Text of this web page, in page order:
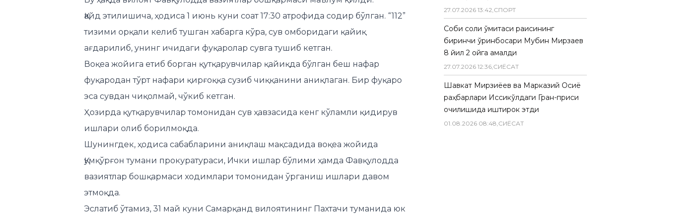
Қайд этилишича, ҳодиса 1 июнь куни соат 17:30 атрофида содир бўлган. “112”
тизими орқали келиб тушган хабарга кўра, сув омборидаги қайиқ
ағдарилиб, унинг ичидаги фуқаролар сувга тушиб кетган.
Воқеа жойига етиб борган қутқарувчилар қайиқда бўлган беш нафар
фуқародан тўрт нафари қирғоққа сузиб чиққанини аниқлаган. Бир фуқаро
эса сувдан чиқолмай, чўкиб кетган.
Ҳозирда қутқарувчилар томонидан сув ҳавзасида кенг кўламли қидирув
ишлари олиб борилмоқда.
Шунингдек, ҳодиса сабабларини аниқлаш мақсадида воқеа жойида
Қумқўрғон тумани прокуратураси, Ички ишлар бўлими ҳамда Фавқулодда
вазиятлар бошқармаси ходимлари томонидан ўрганиш ишлари давом
этмоқда.
Эслатиб ўтамиз, 31 май куни Самарқанд вилоятининг Пахтачи туманида юк
27.07.2026 13:42,СПОРТ
Собиқ солиқ қўмитаси раисининг
биринчи ўринбосари Мубин Мирзаев
8 йил 2 ойга қамалди
27.07.2026 12:36,СИËСАТ
Шавкат Мирзиёев ва Марказий Осиё
раҳбарлари Иссиқкўлдаги Гран-приси
очилишида иштирок этди
01.08.2026 08:48,СИËСАТ